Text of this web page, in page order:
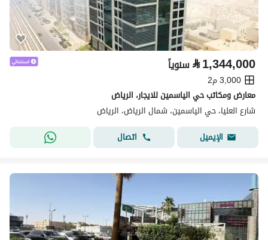
⃁1,344,000 سنوياً
3,000 م2
معارض ومكاتب حي الياسمين للايجار، الرياض
شارع العليا، حي الياسمين، شمال الرياض، الرياض
الإيميل
اتصال